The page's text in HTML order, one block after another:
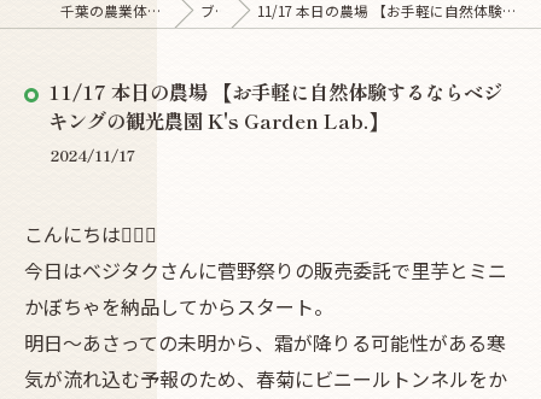
千葉の農業体験ならK's Garden Lab ブログ 11/17 本日の農場 【お手軽に自然体験するならベジキングの観光農園 K's Garden Lab.】
11/17 本日の農場 【お手軽に自然体験するならベジ
キングの観光農園 K's Garden Lab.】
2024/11/17
こんにちは🧛🏽‍♂️
今日はベジタクさんに菅野祭りの販売委託で里芋とミニ
かぼちゃを納品してからスタート。
明日〜あさっての未明から、霜が降りる可能性がある寒
気が流れ込む予報のため、春菊にビニールトンネルをか